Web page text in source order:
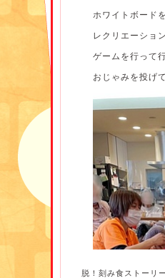
ホワイトボード
レクリエーショ
ゲームを行って
おじゃみを投げ
脱！刻み食ストーリ